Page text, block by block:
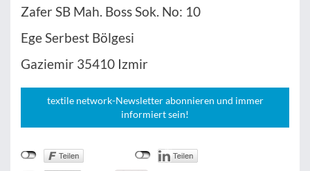
Zafer SB Mah. Boss Sok. No: 10
Ege Serbest Bölgesi
Gaziemir 35410 Izmir
textile network-Newsletter abonnieren und immer
informiert sein!